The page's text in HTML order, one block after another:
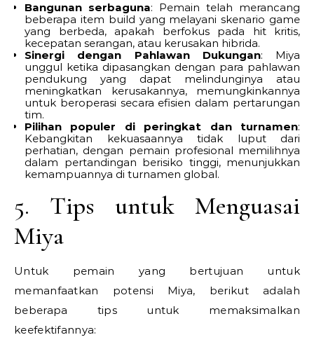
Bangunan serbaguna: Pemain telah merancang
beberapa item build yang melayani skenario game
yang berbeda, apakah berfokus pada hit kritis,
kecepatan serangan, atau kerusakan hibrida.
Sinergi dengan Pahlawan Dukungan: Miya
unggul ketika dipasangkan dengan para pahlawan
pendukung yang dapat melindunginya atau
meningkatkan kerusakannya, memungkinkannya
untuk beroperasi secara efisien dalam pertarungan
tim.
Pilihan populer di peringkat dan turnamen:
Kebangkitan kekuasaannya tidak luput dari
perhatian, dengan pemain profesional memilihnya
dalam pertandingan berisiko tinggi, menunjukkan
kemampuannya di turnamen global.
5. Tips untuk Menguasai
Miya
Untuk pemain yang bertujuan untuk
memanfaatkan potensi Miya, berikut adalah
beberapa tips untuk memaksimalkan
keefektifannya: